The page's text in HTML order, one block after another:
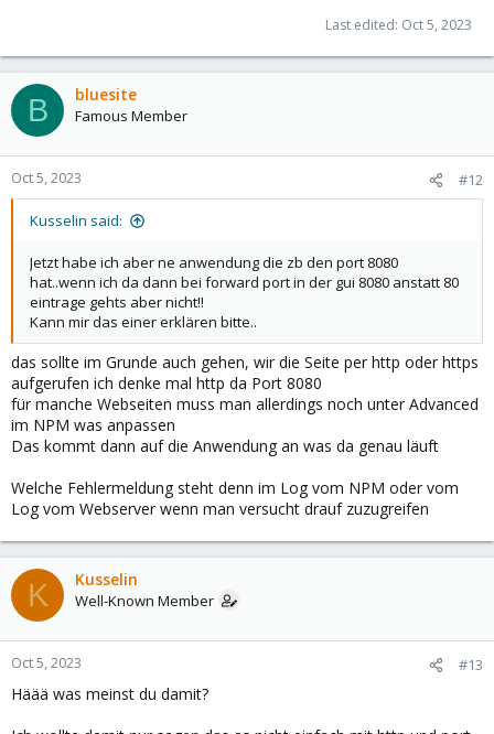
Last edited: Oct 5, 2023
B bluesite
Famous Member
Oct 5, 2023 #12
Kusselin said:
Jetzt habe ich aber ne anwendung die zb den port 8080
hat..wenn ich da dann bei forward port in der gui 8080 anstatt 80
eintrage gehts aber nicht!!
Kann mir das einer erklären bitte..
das sollte im Grunde auch gehen, wir die Seite per http oder https
aufgerufen ich denke mal http da Port 8080
für manche Webseiten muss man allerdings noch unter Advanced
im NPM was anpassen
Das kommt dann auf die Anwendung an was da genau läuft
Welche Fehlermeldung steht denn im Log vom NPM oder vom
Log vom Webserver wenn man versucht drauf zuzugreifen
K Kusselin
Well-Known Member
Oct 5, 2023 #13
Häää was meinst du damit?